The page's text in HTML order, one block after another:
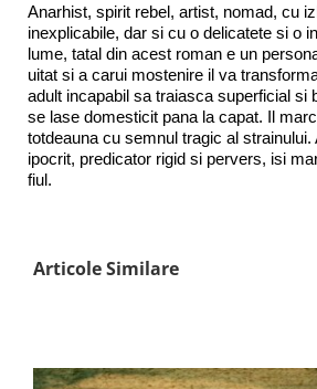
Anarhist, spirit rebel, artist, nomad, cu
inexplicabile, dar si cu o delicatete si o
lume, tatal din acest roman e un
uitat si a carui mostenire il va
adult incapabil sa traiasca superficial si
se lase domesticit pana la capat. Il
totdeauna cu semnul tragic al
ipocrit, predicator rigid si pervers, isi
fiul.
Articole Similare